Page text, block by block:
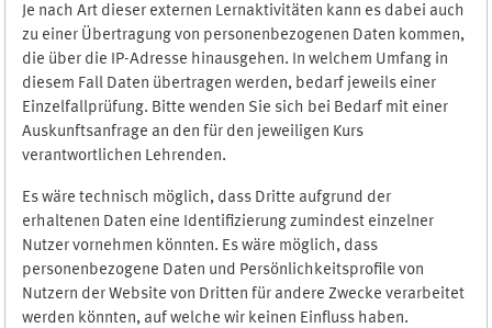
Je nach Art dieser externen Lernaktivitäten kann es dabei auch
zu einer Übertragung von personenbezogenen Daten kommen,
die über die IP-Adresse hinausgehen. In welchem Umfang in
diesem Fall Daten übertragen werden, bedarf jeweils einer
Einzelfallprüfung. Bitte wenden Sie sich bei Bedarf mit einer
Auskunftsanfrage an den für den jeweiligen Kurs
verantwortlichen Lehrenden.
Es wäre technisch möglich, dass Dritte aufgrund der
erhaltenen Daten eine Identifizierung zumindest einzelner
Nutzer vornehmen könnten. Es wäre möglich, dass
personenbezogene Daten und Persönlichkeitsprofile von
Nutzern der Website von Dritten für andere Zwecke verarbeitet
werden könnten, auf welche wir keinen Einfluss haben.